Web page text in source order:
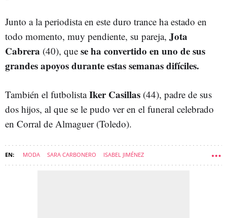
Junto a la periodista en este duro trance ha estado en
todo momento, muy pendiente, su pareja, Jota
Cabrera (40), que se ha convertido en uno de sus
grandes apoyos durante estas semanas difíciles.
También el futbolistaIker Casillas (44), padre de sus
dos hijos, al que se le pudo ver en el funeral celebrado
en Corral de Almaguer (Toledo).
MODA SARA CARBONERO ISABEL JIMÉNEZ